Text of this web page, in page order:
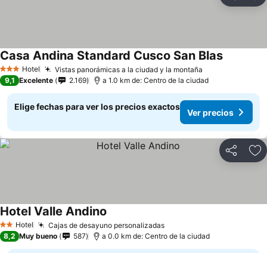
3 Estrellas
Hotel Vistas panorámicas a la ciudad y la montaña
Casa Andina Standard Cusco San Blas
9,1 Excelente 2.169 a 1.0 km de: Centro de la ciudad
Elige fechas para ver los precios exactos
Ver precios
Compartir
2 Estrellas
Hotel Cajas de desayuno personalizadas
Hotel Valle Andino
8,2 Muy bueno 587 a 0.0 km de: Centro de la ciudad